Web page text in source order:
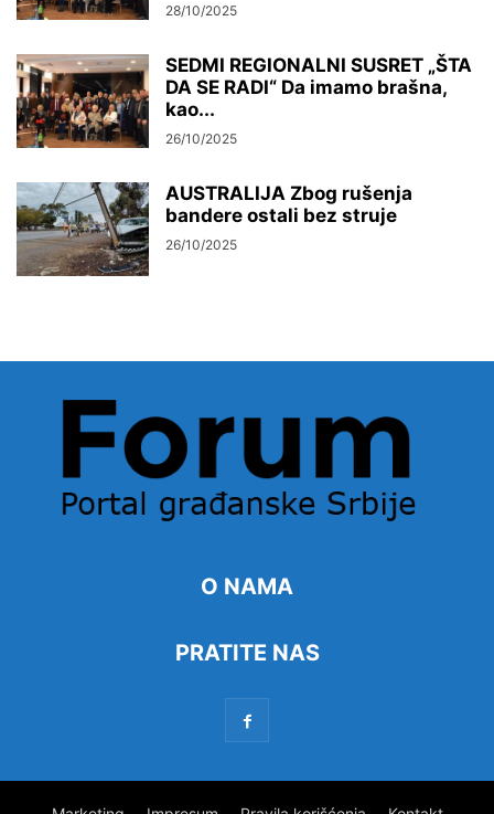
28/10/2025
SEDMI REGIONALNI SUSRET „ŠTA
DA SE RADI“ Da imamo brašna,
kao...
26/10/2025
AUSTRALIJA Zbog rušenja
bandere ostali bez struje
26/10/2025
O NAMA
PRATITE NAS